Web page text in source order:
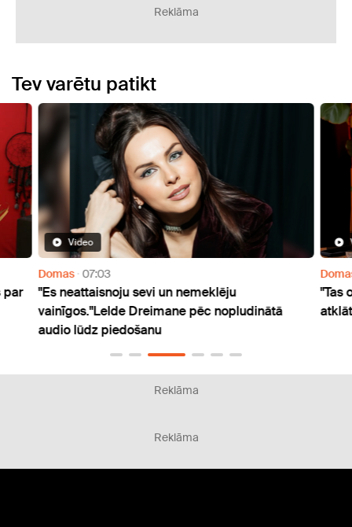
Reklāma
Tev varētu patikt
par
Video
Domas 07:03
"Es neattaisnoju sevi un nemeklēju
vainīgos."Lelde Dreimane pēc nopludinātā
audio lūdz piedošanu
"Tas
Reklāma
Reklāma